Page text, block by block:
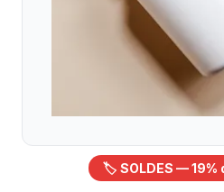
🏷️ SOLDES — 19%